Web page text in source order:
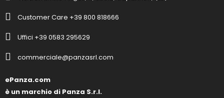
Customer Care +39 800 818666
Uffici +39 0583 295629
commerciale@panzasrl.com
ePanza.com
è un marchio di Panza S.r.l.